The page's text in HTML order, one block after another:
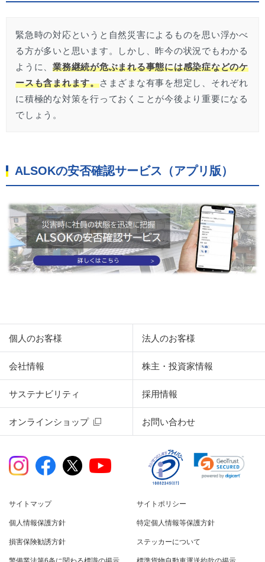
緊急時の対応というと自然災害によるものを思い浮かべ
る方が多いと思います。しかし、昨今の状況でもわかる
ように、 業務継続が危ぶまれる事態には感染症などのケ
ースも含まれます。さまざまな有事を想定し、それぞれ
に積極的な対策を行っておくことが今後より重要になる
でしょう。
ALSOKの安否確認サービス（アプリ版）
個人のお客様 法人のお客様
会社情報 株主・投資家情報
サステナビリティ
オンラインショップ お問い合わせ
採用情報
サイトマップ サイトポリシー
個人情報保護方針 特定個人情報等保護方針
損害保険勧誘方針 ステッカーについて